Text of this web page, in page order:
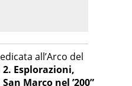
all’Arco del
2. Esplorazioni,
Marco nel ’200”